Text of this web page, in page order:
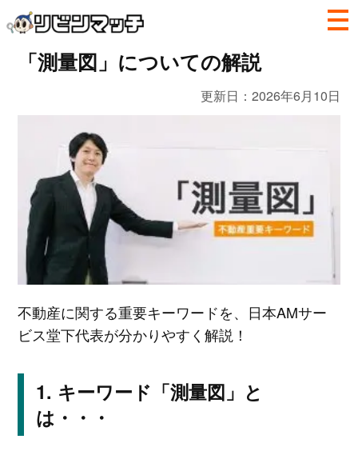
「測量図」についての解説
更新日：2026年6月10日
不動産に関する重要キーワードを、日本AMサー
ビス堂下代表が分かりやすく解説！
キーワード「測量図」と
は・・・